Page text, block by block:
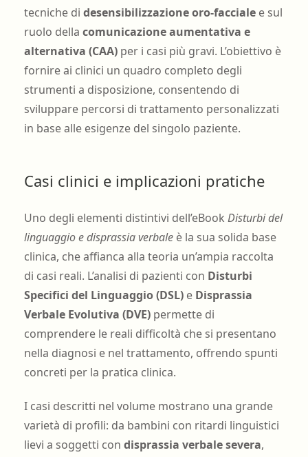
tecniche di desensibilizzazione oro-faccialee sul
ruolo della comunicazione aumentativa e
alternativa (CAA)per i casi più gravi. L’obiettivo è
fornire ai clinici un quadro completo degli
strumenti a disposizione, consentendo di
sviluppare percorsi di trattamento personalizzati
in base alle esigenze del singolo paziente.
Casi clinici e implicazioni pratiche
Uno degli elementi distintivi dell’eBook Disturbi del
linguaggio e disprassia verbaleè la sua solida base
clinica, che affianca alla teoria un’ampia raccolta
di casi reali. L’analisi di pazienti con Disturbi
Specifici del Linguaggio (DSL)e Disprassia
Verbale Evolutiva (DVE)permette di
comprendere le reali difficoltà che si presentano
nella diagnosi e nel trattamento, offrendo spunti
concreti per la pratica clinica.
I casi descritti nel volume mostrano una grande
varietà di profili: da bambini con ritardi linguistici
lievi a soggetti con disprassia verbale severa,